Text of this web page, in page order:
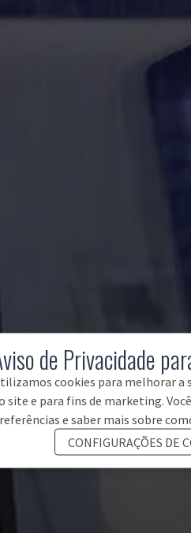
de Privacidade
cookies para melhorar a
site e para fins de marketing.
e saber mais sobre
CONFIGURAÇÕES DE